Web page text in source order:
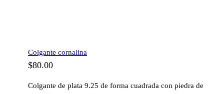
Colgante cornalina
$80.00
Colgante de plata 9.25 de forma cuadrada con piedra de